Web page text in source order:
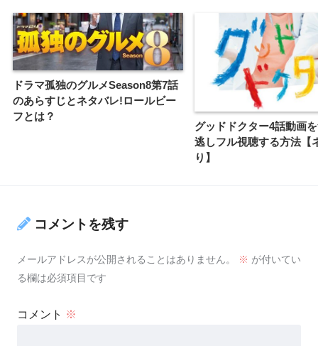
ドラマ孤独のグルメSeason8第7話
のあらすじとネタバレ!ロールビー
フとは？
グッドドクター4話動画
逃しフル視聴する方法【
り】
コメントを残す
メールアドレスが公開されることはありません。 ※ が付いてい
る欄は必須項目です
コメント ※